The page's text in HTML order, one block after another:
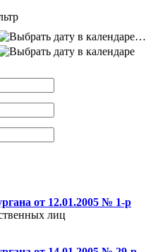
…
от 12.01.2005 № 1-р
лиц